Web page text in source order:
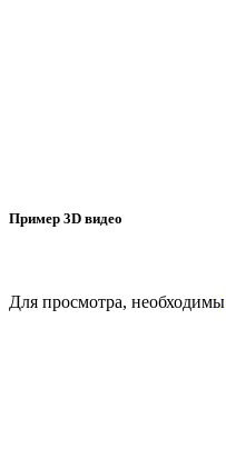
Пример 3D видео
Для просмотра, необходимы